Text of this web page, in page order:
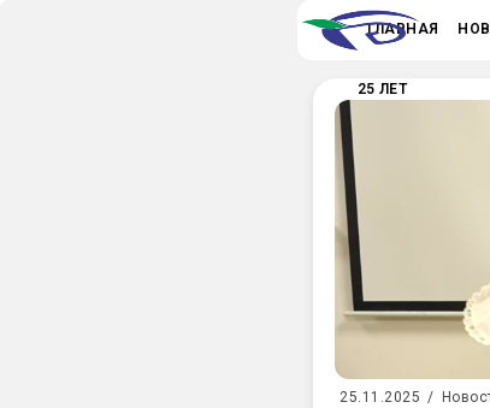
ГЛАВНАЯ
25 ЛЕТ
25.11.2025 /